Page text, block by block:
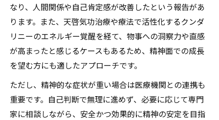
なり、人間関係や自己肯定感が改善したという報告があ
ります。また、天啓気功治療や療法で活性化するクンダ
リニーのエネルギー覚醒を経て、物事への洞察力や直感
が高まったと感じるケースもあるため、精神面での成長
を望む方にも適したアプローチです。
ただし、精神的な症状が重い場合は医療機関との連携も
重要です。自己判断で無理に進めず、必要に応じて専門
家に相談しながら、安全かつ効果的に精神の安定を目指